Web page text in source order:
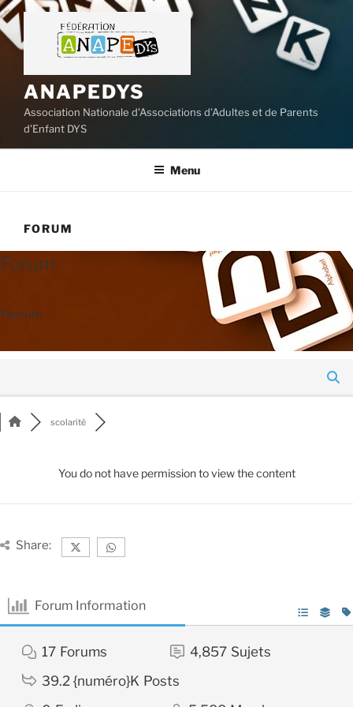
Aller
au
contenu
ANAPEDYS
Association Nationale d'Associations d'Adultes et de Parents
d'Enfant DYS
Menu
FORUM
Forum
Faurum
scolarité
You do not have permission to view the content
Share:
Forum Information
17 Forums 4,857 Sujets
39.2 {numéro}K Posts